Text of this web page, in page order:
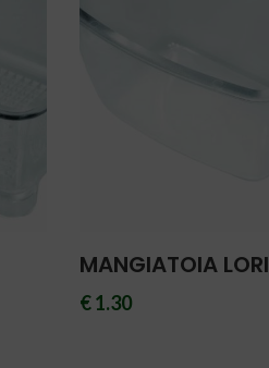
MANGIATOIA LORI
€ 1.30